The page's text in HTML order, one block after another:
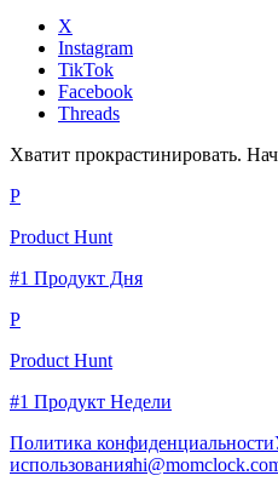
X
Instagram
TikTok
Facebook
Threads
Хватит прокрастинировать.
P
Product Hunt
#1 Продукт Дня
P
Product Hunt
#1 Продукт Недели
Политика конфиденциальности
использования